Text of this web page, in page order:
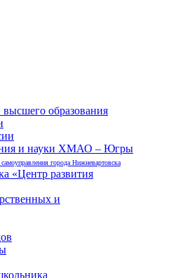
образования
и науки ХМАО – Югры
города Нижневартовска
«Центр развития
и